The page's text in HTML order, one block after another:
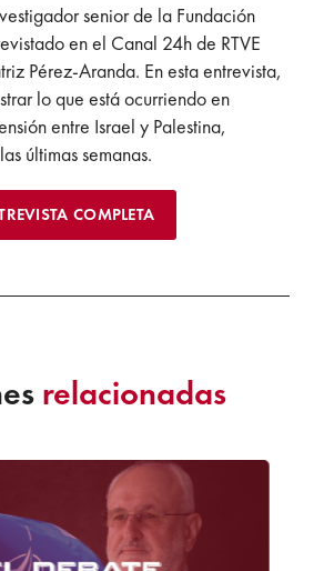
senior de la Fundación
en el Canal 24h de RTVE
Pérez-Aranda. En esta entrevista,
lo que está ocurriendo en
entre Israel y Palestina,
últimas semanas.
COMPLETA
relacionadas